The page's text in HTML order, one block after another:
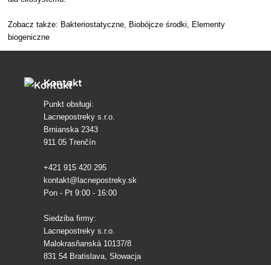
Zobacz także: Bakteriostatyczne, Biobójcze środki, Elementy
biogeniczne
Kontakt
Punkt obsługi:
Lacnepostreky s.r.o.
Brnianska 2343
911 05 Trenčín
+421 915 420 295
kontakt@lacnepostreky.sk
Pon - Pt 9:00 - 16:00
Siedziba firmy:
Lacnepostreky s.r.o.
Malokrasňanská 10137/8
831 54 Bratislava, Słowacja